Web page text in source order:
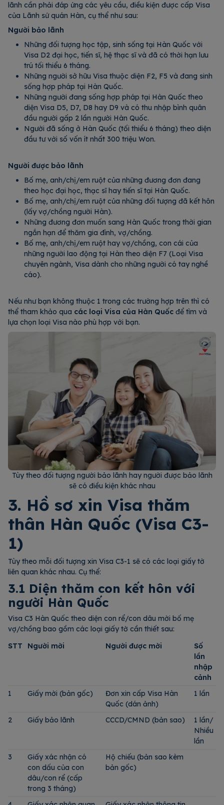
lãnh cần phải đáp ứng các yêu cầu, điều kiện được cấp Visa
của Lãnh sứ quán Hàn, cụ thể như sau:
Người bảo lãnh
Những đối tượng học tập, sinh sống tại Hàn Quốc với
Visa D2 đại học, tiến sĩ, hệ thạc sĩ và đã có thời hạn lưu
trú tối thiểu 6 tháng.
Những người sở hữu Visa thuộc diện F2, F5 và đang sinh
sống hợp pháp tại Hàn Quốc.
Những người đang sống hợp pháp tại Hàn Quốc theo
diện Visa D5, D7, D8 hay D9 và có thu nhập bình quân
đầu người gấp 2 lần người Hàn Quốc.
Người đã sống ở Hàn Quốc (tối thiểu 6 tháng) theo diện
đầu tư với số vốn ít nhất 300 triệu Won.
Người được bảo lãnh
Bố mẹ, anh/chị/em ruột của những đương đơn đang
theo học đại học, thạc sĩ hay tiến sĩ tại Hàn Quốc.
Bố mẹ, anh/chị/em ruột của những đối tượng đã kết hôn
(lấy vợ/chồng người Hàn).
Những đương đơn muốn sang Hàn Quốc trong thời gian
ngắn hạn để thăm gia đình, vợ/chồng.
Bố mẹ, anh/chị/em ruột hay vợ/chồng, con cái của
những người lao động tại Hàn theo diện F7 (Loại Visa
chuyên ngành, Visa dành cho những người có tay nghề
cáo).
Nếu như bạn không thuộc 1 trong các trường hợp trên thì có
thể tham khảo qua các loại Visa của Hàn Quốc để tìm và
lựa chọn loại Visa nào phù hợp với bạn.
Tùy theo đối tượng người bảo lãnh hay người được bảo lãnh
sẽ có điều kiện khác nhau
3. Hồ sơ xin Visa thăm
thân Hàn Quốc (Visa C3-
1)
Tùy theo mỗi đối tượng xin Visa C3-1 sẽ có các loại giấy tờ
liên quan khác nhau. Cụ thể:
3.1 Diện thăm con kết hôn với
người Hàn Quốc
Visa C3 Hàn Quốc theo diện con rể/con dâu mời bố mẹ
vợ/chồng bao gồm các loại giấy tờ cần thiết sau:
STT
Người mời Người được mời
Số
lần
nhập
cảnh
1
Giấy mời (bản gốc)
Đơn xin cấp Visa Hàn
Quốc (dán ảnh)
1 lần
2 Giấy bảo lãnh CCCD/CMND (bản sao)
1 lần/
Nhiều
lần
3
Giấy xác nhận có
con dấu của con
dâu/con rể (cấp
trong 3 tháng)
Hộ chiếu (bản sao kèm
bản gốc)